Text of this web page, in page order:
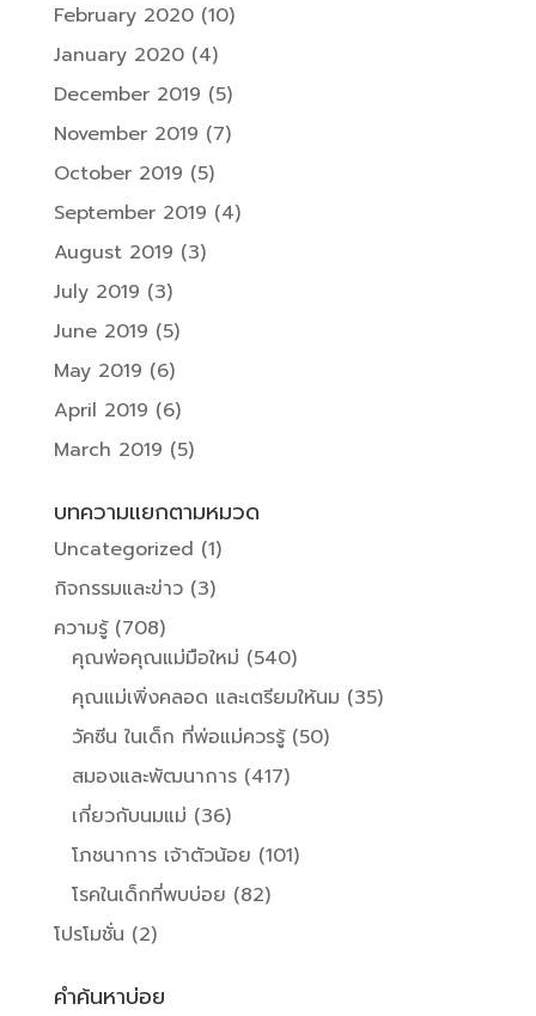
February 2020(10)
January 2020(4)
December 2019 (5)
November 2019 (7)
October 2019 (5)
September 2019 (4)
August 2019 (3)
July 2019 (3)
June 2019 (5)
May 2019 (6)
April 2019 (6)
March 2019 (5)
บทความแยกตามหมวด
Uncategorized (1)
กิจกรรมและข่าว(3)
ความรู้(708)
คุณพ่อคุณแม่มือใหม่ (540)
คุณแม่เพิ่งคลอด และเตรียมให้นม (35)
วัคซีน ในเด็ก ที่พ่อแม่ควรรู้(50)
สมองและพัฒนาการ(417)
เกี่ยวกับนมแม่ (36)
โภชนาการ เจ้าตัวน้อย (101)
โรคในเด็กที่พบบ่อย (82)
โปรโมชั่น (2)
คำค้นหาบ่อย